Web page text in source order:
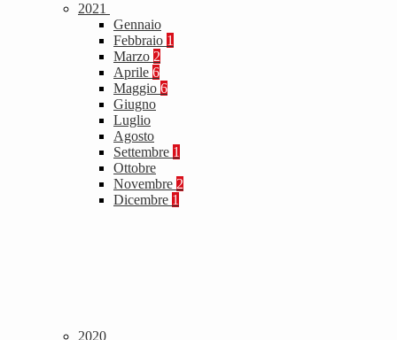
2021
Gennaio
Febbraio 1
Marzo 2
Aprile 6
Maggio 6
Giugno
Luglio
Agosto
Settembre 1
Ottobre
Novembre 2
Dicembre 1
2020